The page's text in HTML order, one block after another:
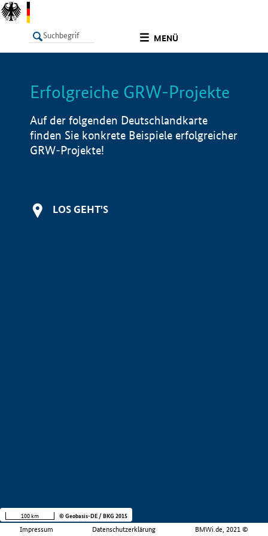
MENÜ
LISTE Info
Erfolgreiche GRW-Projekte
Auf der folgenden Deutschlandkarte
finden Sie konkrete Beispiele erfolgreicher
GRW-Projekte!
LOS GEHT'S
Impressum Datenschutzerklärung BMWi.de, 2021 ©
100 km © Geobasis-DE / BKG 2015